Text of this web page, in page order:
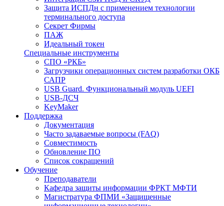
Защита ИСПДн с применением технологии
терминального доступа
Секрет Фирмы
ПАЖ
Идеальный токен
Специальные инструменты
СПО «РКБ»
Загрузчики операционных систем разработки ОКБ
САПР
USB Guard. Функциональный модуль UEFI
USB-ДСЧ
KeyMaker
Поддержка
Документация
Часто задаваемые вопросы (FAQ)
Совместимость
Обновление ПО
Список сокращений
Обучение
Преподаватели
Кафедра защиты информации ФРКТ МФТИ
Магистратура ФПМИ «Защищенные